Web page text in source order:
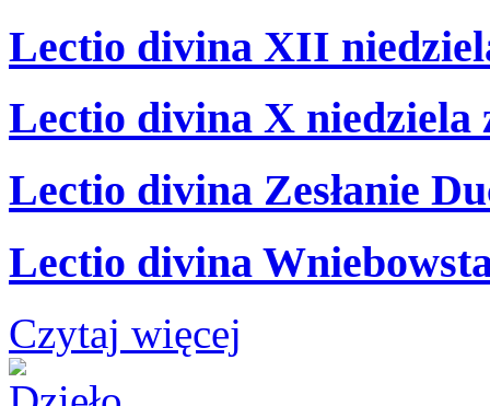
Lectio divina XII
Lectio divina X niedziela
Lectio divina Zesłanie
Lectio divina
Czytaj więcej